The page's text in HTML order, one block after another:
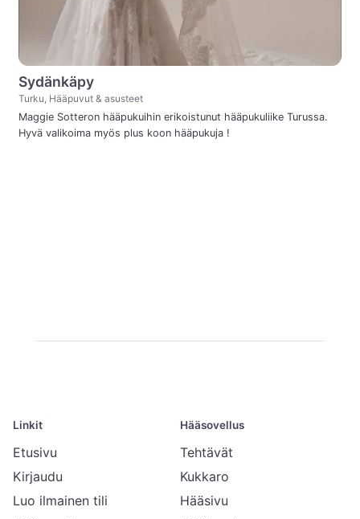
Sydänkäpy
Turku, Hääpuvut & asusteet
Maggie Sotteron hääpukuihin erikoistunut hääpukuliike Turussa.
Hyvä valikoima myös plus koon hääpukuja !
Linkit
Etusivu
Kirjaudu
Luo ilmainen tili
Hääsovellus
Tehtävät
Kukkaro
Hääsivu